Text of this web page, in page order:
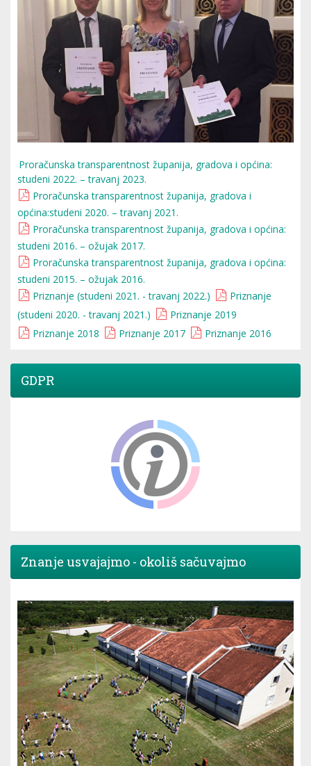
Proračunska transparentnost županija, gradova i općina:
studeni 2022. – travanj 2023.
Proračunska transparentnost županija, gradova i
općina:studeni 2020. – travanj 2021.
Proračunska transparentnost županija, gradova i općina:
studeni 2016. – ožujak 2017.
Proračunska transparentnost županija, gradova i općina:
studeni 2015. – ožujak 2016.
Priznanje (studeni 2021. - travanj 2022.)
Priznanje
(studeni 2020. - travanj 2021.)
Priznanje 2019
Priznanje 2018
Priznanje 2017 Priznanje 2016
GDPR
Znanje usvajajmo - okoliš sačuvajmo